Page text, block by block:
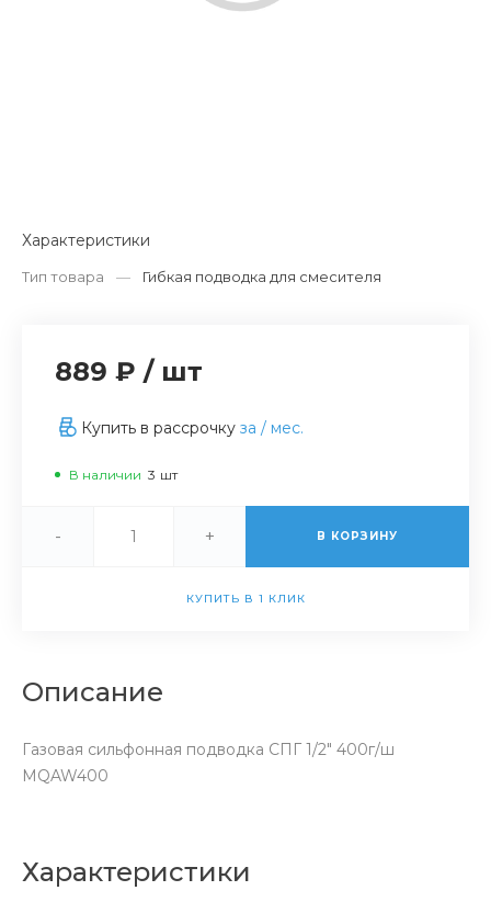
Характеристики
Тип товара — Гибкая подводка для смесителя
889 ₽ / шт
Купить в рассрочку за / мес.
В наличии 3 шт
- + В КОРЗИНУ
КУПИТЬ В 1 КЛИК
Описание
Газовая сильфонная подводка СПГ 1/2" 400г/ш
MQAW400
Характеристики